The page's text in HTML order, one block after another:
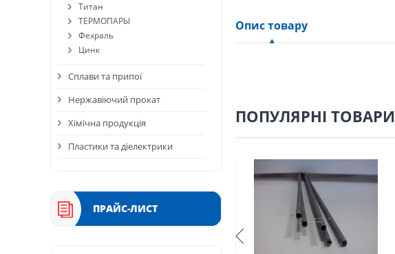
Опис товару
ПОПУЛЯРНІ ТОВАРИ
Титан
ТЕРМОПАРЫ
Фехраль
Цинк
Сплави та припої
Нержавіючий прокат
Хімічна продукція
Пластики та діелектрики
ПРАЙС-ЛИСТ